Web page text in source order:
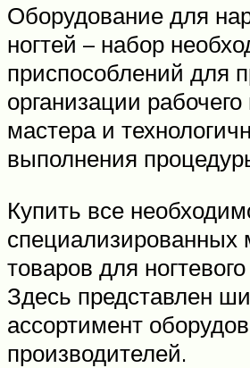
Оборудование для
ногтей – набор
приспособлений для
организации
мастера и
выполнения
Купить все
специализированных
товаров для
Здесь представлен
ассортимент
производителей.